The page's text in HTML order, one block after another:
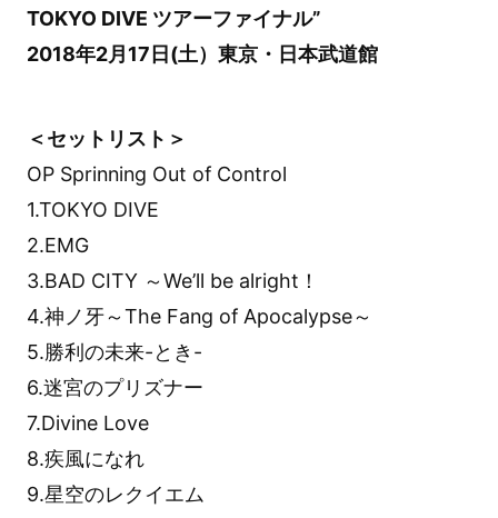
TOKYO DIVE ツアーファイナル”
2018年2月17日(土）東京・日本武道館
＜セットリスト＞
OP Sprinning Out of Control
1.TOKYO DIVE
2.EMG
3.BAD CITY ～We’ll be alright！
4.神ノ牙～The Fang of Apocalypse～
5.勝利の未来-とき-
6.迷宮のプリズナー
7.Divine Love
8.疾風になれ
9.星空のレクイエム